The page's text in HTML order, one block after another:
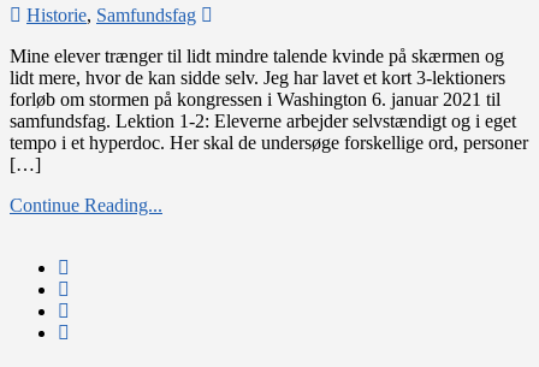
Historie, Samfundsfag
på
kongressen
Mine elever trænger til lidt mindre talende kvinde på skærmen og
lidt mere, hvor de kan sidde selv. Jeg har lavet et kort 3-lektioners
forløb om stormen på kongressen i Washington 6. januar 2021 til
samfundsfag. Lektion 1-2: Eleverne arbejder selvstændigt og i eget
tempo i et hyperdoc. Her skal de undersøge forskellige ord, personer
[…]
Continue Reading...